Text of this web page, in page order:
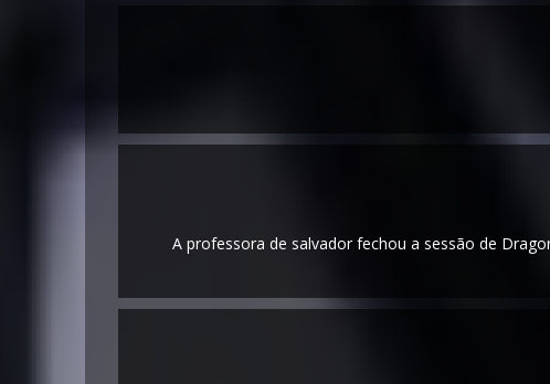
A professora de salvador fechou a sessão de